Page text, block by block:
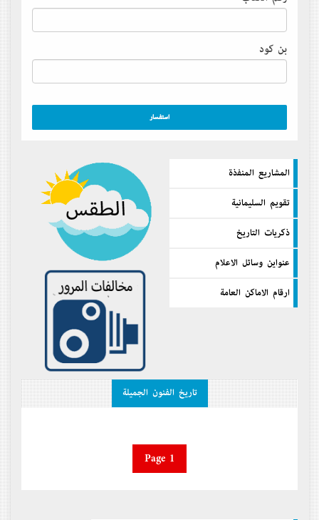
بن كود
المشاريع المنفذة
تقويم السليمانية
ذكريات التاريخ
عنواين وسائل الاعلام
ارقام الاماكن العامة
تاريخ الفنون الجميلة
Page 1